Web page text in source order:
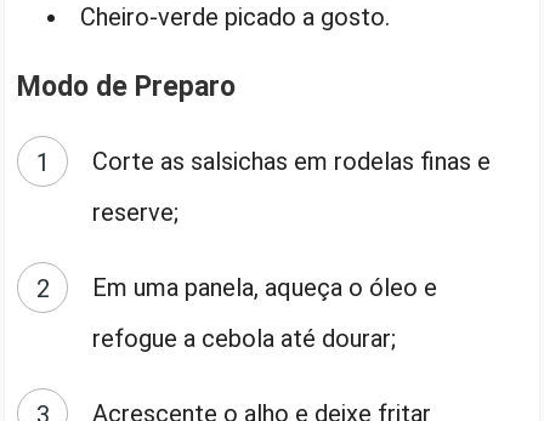
Cheiro-verde picado a gosto.
Modo de Preparo
Corte as salsichas em rodelas finas e
reserve;
Em uma panela, aqueça o óleo e
refogue a cebola até dourar;
Acrescente o alho e deixe fritar